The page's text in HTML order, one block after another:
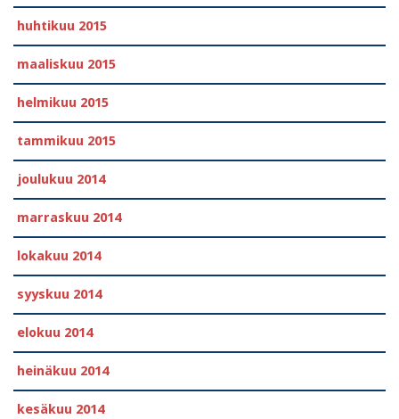
huhtikuu 2015
maaliskuu 2015
helmikuu 2015
tammikuu 2015
joulukuu 2014
marraskuu 2014
lokakuu 2014
syyskuu 2014
elokuu 2014
heinäkuu 2014
kesäkuu 2014